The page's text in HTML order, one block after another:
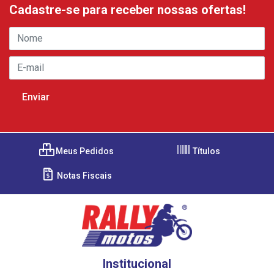
Cadastre-se para receber nossas ofertas!
Meus Pedidos Títulos
Notas Fiscais
Institucional